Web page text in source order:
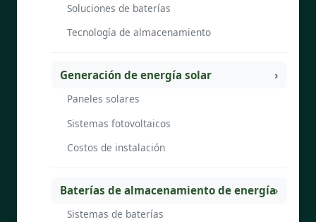
Soluciones de baterías
Tecnología de almacenamiento
Generación de energía solar
Paneles solares
Sistemas fotovoltaicos
Costos de instalación
Baterías de almacenamiento de energía
Sistemas de baterías